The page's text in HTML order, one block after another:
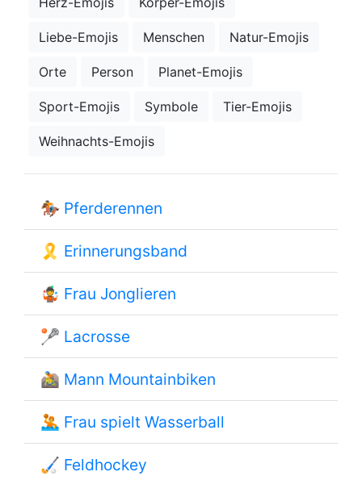
Liebe-Emojis Menschen Natur-Emojis
Orte Person Planet-Emojis
Sport-Emojis Symbole Tier-Emojis
Weihnachts-Emojis
🏇 Pferderennen
🎗 Erinnerungsband
🤹 Frau Jonglieren
🥍 Lacrosse
🚵 Mann Mountainbiken
🤽 Frau spielt Wasserball
🏑 Feldhockey